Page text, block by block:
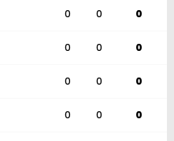
0 0 0
0 0 0
0 0 0
0 0 0